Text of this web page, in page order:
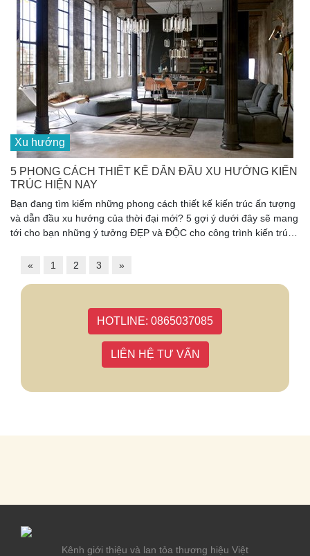
Xu hướng
5 PHONG CÁCH THIẾT KẾ DẪN ĐẦU XU HƯỚNG KIẾN
TRÚC HIỆN NAY
Bạn đang tìm kiếm những phong cách thiết kế kiến trúc ấn tượng
và dẫn đầu xu hướng của thời đại mới? 5 gợi ý dưới đây sẽ mang
tới cho bạn những ý tưởng ĐẸP và ĐỘC cho công trình kiến trúc
«
1 2 3 »
HOTLINE: 0865037085
LIÊN HỆ TƯ VẤN
Kênh giới thiệu và lan tỏa thương hiệu Việt